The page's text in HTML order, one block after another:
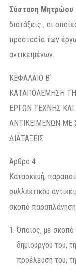
Σύσταση
διατάξεις , οι
προστασία των
αντικειμένων.
ΚΕΦΑΛΑΙΟ Β΄
ΚΑΤΑΠΟΛΕΜΗΣΗ
ΕΡΓΩΝ ΤΕΧΝΗΣ ΚΑΙ
ΑΝΤΙΚΕΙΜΕΝΩΝ ΜΕ
ΔΙΑΤΑΞΕΙΣ
Άρθρο 4
Κατασκευή,
συλλεκτικού
σκοπό
Όποιος, με
δημιουργού του,
προέλευσή του,